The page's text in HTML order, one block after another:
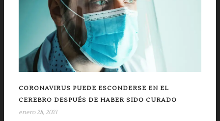
CORONAVIRUS PUEDE ESCONDERSE EN EL
CEREBRO DESPUÉS DE HABER SIDO CURADO
enero 28, 2021